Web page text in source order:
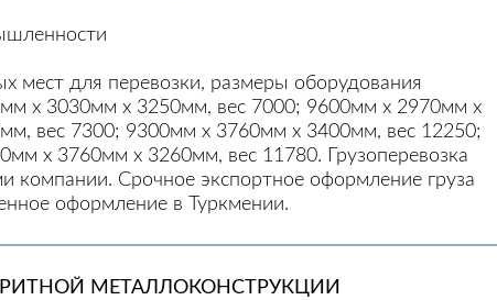
мест для перевозки, размеры оборудования
х 3030мм х 3250мм, вес 7000; 9600мм х 2970мм х
вес 7300; 9300мм х 3760мм х 3400мм, вес 12250;
х 3760мм х 3260мм, вес 11780. Грузоперевозка
компании. Срочное экспортное оформление груза
оформление в Туркмении.
МЕТАЛЛОКОНСТРУКЦИИ